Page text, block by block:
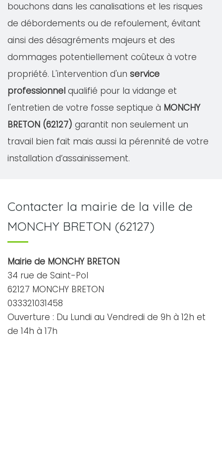
bouchons dans les canalisations et les risques
de débordements ou de refoulement, évitant
ainsi des désagréments majeurs et des
dommages potentiellement coûteux à votre
propriété. L'intervention d'un service
professionnel qualifié pour la vidange et
l'entretien de votre fosse septique à MONCHY
BRETON (62127) garantit non seulement un
travail bien fait mais aussi la pérennité de votre
installation d’assainissement.
Contacter la mairie de la ville de
MONCHY BRETON (62127)
Mairie de MONCHY BRETON
34 rue de Saint-Pol
62127 MONCHY BRETON
033321031458
Ouverture : Du Lundi au Vendredi de 9h à 12h et
de 14h à 17h